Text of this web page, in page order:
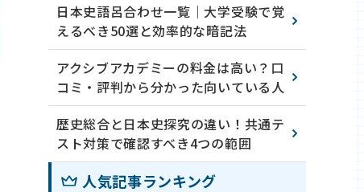
日本史語呂合わせ一覧｜大学受験で覚
えるべき50選と効率的な暗記法
アクシブアカデミーの料金は高い？口
コミ・評判から分かった向いている人
歴史総合と日本史探究の違い！共通テ
スト対策で確認すべき4つの範囲
人気記事ランキング